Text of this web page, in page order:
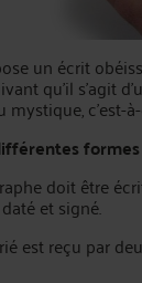
un écrit
qu’il s’agit
c’est-
doit être
et signé.
est reçu par